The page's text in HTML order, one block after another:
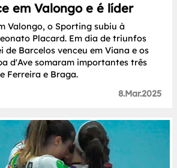
em Valongo e é líder
Valongo, o Sporting subiu à
Placard. Em dia de triunfos
de Barcelos venceu em Viana e os
d'Ave somaram importantes três
Ferreira e Braga.
8.Mar.2025